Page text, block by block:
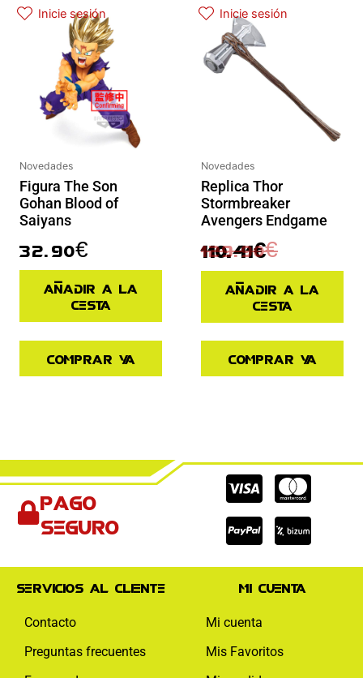
Inicie sesión
Novedades
Figura The Son
Gohan Blood of
Saiyans
32.90€
Añadir a la
cesta
Comprar ya
Inicie sesión
Novedades
Replica Thor
Stormbreaker
Avengers Endgame
129.90€
110.41€
Añadir a la
cesta
Comprar ya
Pago
seguro
Cc-
visa
Cc-
Cc-
paypal
Servicios al cliente
Contacto
Preguntas frecuentes
Mi cuenta
Mi cuenta
Mis Favoritos